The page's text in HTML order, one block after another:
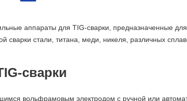
аппараты для TIG-сварки, предназначенные
сварки стали, титана, меди, никеля, различных
сварки
вольфрамовым электродом с ручной или